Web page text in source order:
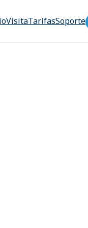
VisitaTarifasSoporte